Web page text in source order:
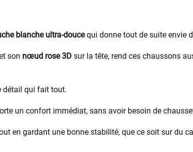
blanche ultra-doucequi donne tout de suite envie
son nœud rose 3D sur la tête, rend ces chaussons
détail qui fait tout.
un confort immédiat, sans avoir besoin de
en gardant une bonne stabilité, que ce soit sur du